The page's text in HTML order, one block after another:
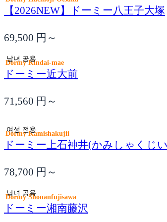
【2026NEW】ドーミー八王子大塚
69,500 円～
남녀 공용
Dormy Kindai-mae
ドーミー近大前
71,560 円～
여성 전용
Dormy Kamishakujii
ドーミー上石神井(かみしゃくじ
78,700 円～
남녀 공용
Dormy Shonanfujisawa
ドーミー湘南藤沢